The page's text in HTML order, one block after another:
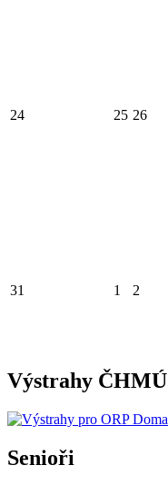
24 25 26
31 1 2
Výstrahy ČHMÚ
Senioři